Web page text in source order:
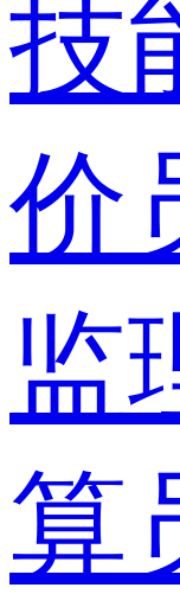
技
价
监
算